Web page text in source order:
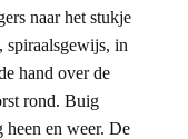
naar het stukje
spiraalsgewijs, in
hand over de
rond. Buig
en weer. De